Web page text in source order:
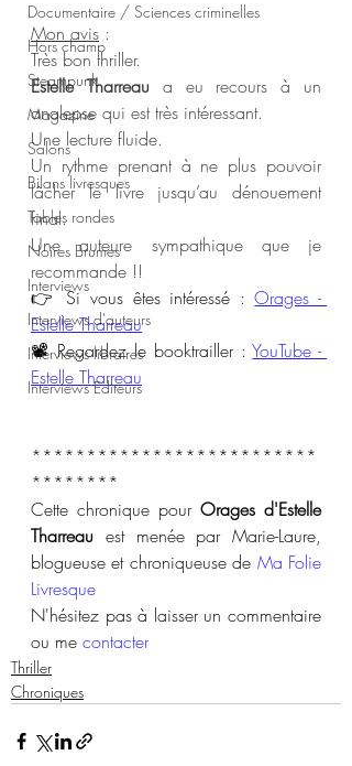
Documentaire / Sciences criminelles
Hors champ
Steampunk
Magazine
Salons
Bilans livresques
Tables rondes
Noires Brumes
Interviews
Interviews d'auteurs
Interviews libraires
Interviews Editeurs
Mon avis :
Très bon thriller.
Estelle Tharreau a eu recours à un
analepse qui est très intéressant.
Une lecture fluide.
Un rythme prenant à ne plus pouvoir
lâcher le livre jusqu’au dénouement
final.
Une auteure sympathique que je
recommande !!
👉 Si vous êtes intéressé : Orages -
Estelle Tharreau
📽️ Regardez le booktrailler : YouTube -
Estelle Tharreau
**************************
********
Cette chronique pour Orages d'Estelle
Tharreau est menée par Marie-Laure,
blogueuse et chroniqueuse de Ma Folie
Livresque
N'hésitez pas à laisser un commentaire
ou me contacter
Thriller
Chroniques